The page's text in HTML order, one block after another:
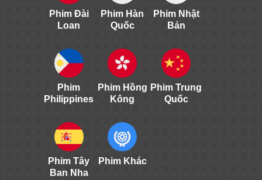
Phim Đài
Loan
Phim Hàn
Quốc
Phim Nhật
Bản
Phim
Philippines
Phim Hồng
Kông
Phim Trung
Quốc
Phim Tây
Ban Nha
Phim Khác